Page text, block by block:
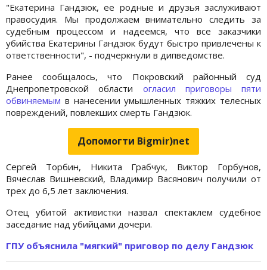
"Екатерина Гандзюк, ее родные и друзья заслуживают
правосудия. Мы продолжаем внимательно следить за
судебным процессом и надеемся, что все заказчики
убийства Екатерины Гандзюк будут быстро привлечены к
ответственности", - подчеркнули в дипведомстве.
Ранее сообщалось, что Покровский районный суд
Днепропетровской области огласил приговоры пяти
обвиняемым в нанесении умышленных тяжких телесных
повреждений, повлекших смерть Гандзюк.
Допомогти Bigmir)net
Сергей Торбин, Никита Грабчук, Виктор Горбунов,
Вячеслав Вишневский, Владимир Васянович получили от
трех до 6,5 лет заключения.
Отец убитой активистки назвал спектаклем судебное
заседание над убийцами дочери.
ГПУ объяснила "мягкий" приговор по делу Гандзюк